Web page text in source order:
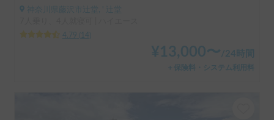
神奈川県藤沢市辻堂, ' 辻堂
4.79
14
¥ 13,000〜 /24時間
＋保険料・システム利用料